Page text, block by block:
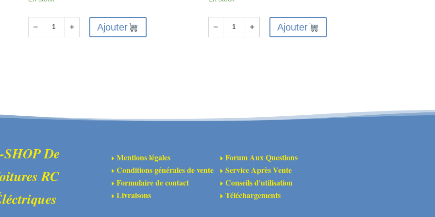
FF
rouge
− + Ajouter
glissement
− + Ajouter
De
RC
E Mentions légales
E Conditions générales de vente
E Formulaire de contact
E Livraisons
EForum Aux Questions
EService Après Vente
EConseils d'utilisation
ETéléchargements